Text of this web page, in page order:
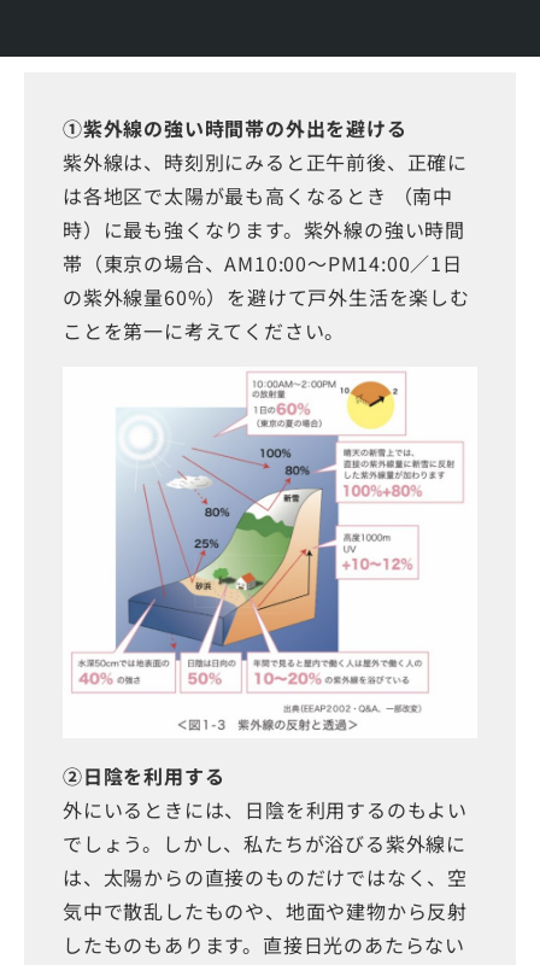
①紫外線の強い時間帯の外出を避ける
紫外線は、時刻別にみると正午前後、正確に
は各地区で太陽が最も高くなるとき （南中
時）に最も強くなります。紫外線の強い時間
帯（東京の場合、AM10:00～PM14:00／1日
の紫外線量60%）を避けて戸外生活を楽しむ
ことを第一に考えてください。
②日陰を利用する
外にいるときには、日陰を利用するのもよい
でしょう。しかし、私たちが浴びる紫外線に
は、太陽からの直接のものだけではなく、空
気中で散乱したものや、地面や建物から反射
したものもあります。直接日光のあたらない